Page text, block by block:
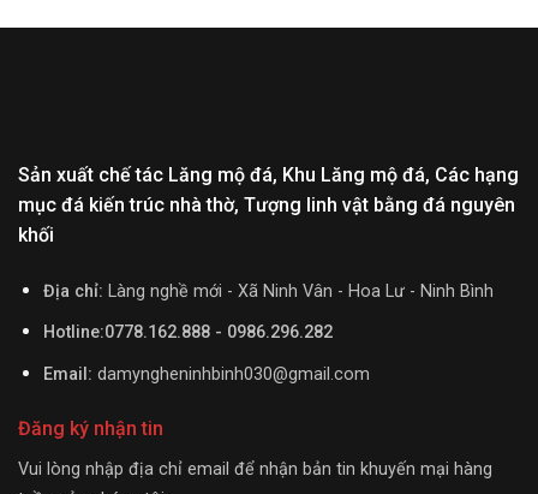
Sản xuất chế tác Lăng mộ đá, Khu Lăng mộ đá, Các hạng
mục đá kiến trúc nhà thờ, Tượng linh vật bằng đá nguyên
khối
Địa chỉ: Làng nghề mới - Xã Ninh Vân - Hoa Lư - Ninh Bình
Hotline:0778.162.888 - 0986.296.282
Email: damyngheninhbinh030@gmail.com
Đăng ký nhận tin
Vui lòng nhập địa chỉ email để nhận bản tin khuyến mại hàng